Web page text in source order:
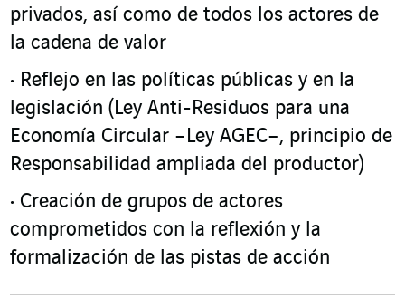
privados, así como de todos los actores de
la cadena de valor
Reflejo en las políticas públicas y en la
legislación (Ley Anti-Residuos para una
Economía Circular –Ley AGEC–, principio de
Responsabilidad ampliada del productor)
Creación de grupos de actores
comprometidos con la reflexión y la
formalización de las pistas de acción